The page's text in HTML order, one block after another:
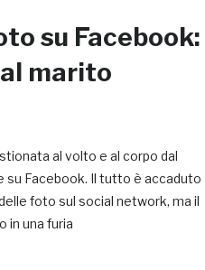
su Facebook:
marito
al volto e al corpo dal
su Facebook. Il tutto è accaduto
foto sul social network, ma il
in una furia